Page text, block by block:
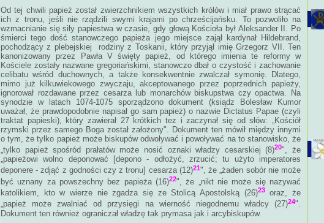
Od tej chwili papież został zwierzchnikiem wszystkich królów i miał prawo strącać
ich z tronu, jeśli nie rządzili swymi krajami po chrześcijańsku. To pozwoliło na
wzmacnianie się siły papiestwa w czasie, gdy głową Kościoła był Aleksander II. Po
śmierci tego dość stanowczego papieża jego miejsce zajął kardynał Hildebrand,
pochodzący z plebejskiej rodziny z Toskanii, który przyjął imię Grzegorz VII. Ten
kanonizowany przez Pawła V święty papież, od którego imienia te reformy w
Kościele zostały nazwane gregoriańskimi, stanowczo dbał o czystość i zachowanie
celibatu wśród duchownych, a także konsekwentnie zwalczał symonię. Dlatego,
mimo już kilkuwiekowego zwyczaju, akceptowanego przez poprzednich papieży,
ignorował rozdawane przez cesarza lub monarchów biskupstwa czy opactwa. Na
synodzie w latach 1074-1075 sporządzono dokument (ksiądz Bolesław Kumor
uważał, że prawdopodobnie napisał go sam papież) o nazwie Dictatus Papae (czyli
traktat papieski), który zawierał 27 krótkich tez i zaczynał się od słów: „Kościół
rzymski przez samego Boga został założony". Dokument ten mówił między innymi
o tym, że tylko papież może biskupów odwoływać i powoływać na to stanowisko, że
„tylko papież spośród prałatów może nosić oznaki władzy cesarskiej (8)20", że
„papieżowi wolno deponować [depono - odłożyć, zrzucić; tu użyto imperatores
deponere - zdjąć z godności czy z tronu] cesarza (12)21", że „żaden sobór nie może
być uznany za powszechny bez papieża (16)22", że „nikt nie może się nazywać
katolikiem, kto w wierze nie zgadza się ze Stolicą Apostolską (26)23oraz, że
„papież może zwalniać od przysięgi na wierność niegodnemu władcy (27)24".
Dokument ten również ograniczał władzę tak prymasa jak i arcybiskupów.